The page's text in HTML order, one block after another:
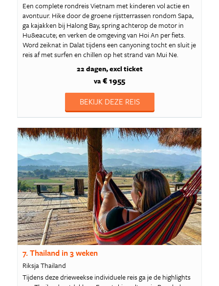
Een complete rondreis Vietnam met kinderen vol actie en
avontuur. Hike door de groene rijstterrassen rondom Sapa,
ga kajakken bij Halong Bay, spring achterop de motor in
Hu&eacute; en verken de omgeving van Hoi An per fiets.
Word zeiknat in Dalat tijdens een canyoning tocht en sluit je
reis af met surfen en chillen op het strand van Mui Ne.
22 dagen excl ticket
va € 1955
BEKIJK DEZE REIS
7. Thailand in 3 weken
Riksja Thailand
Tijdens deze drieweekse individuele reis ga je de highlights